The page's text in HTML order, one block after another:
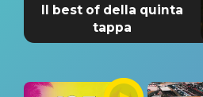
Il best of della quinta
tappa